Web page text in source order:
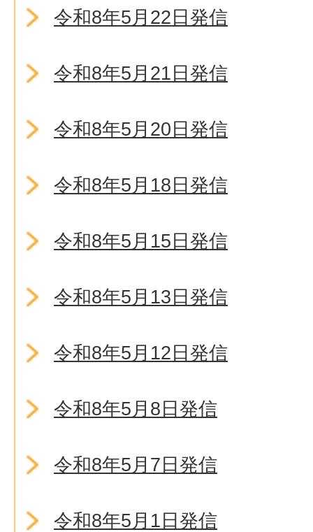
令和8年5月22日発信
令和8年5月21日発信
令和8年5月20日発信
令和8年5月18日発信
令和8年5月15日発信
令和8年5月13日発信
令和8年5月12日発信
令和8年5月8日発信
令和8年5月7日発信
令和8年5月1日発信